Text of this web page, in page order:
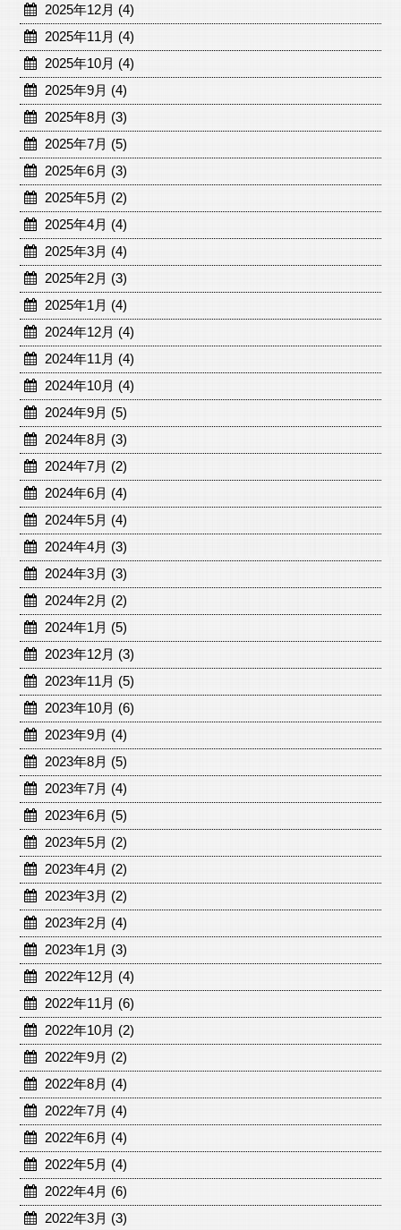
2025年12月 (4)
2025年11月 (4)
2025年10月 (4)
2025年9月 (4)
2025年8月 (3)
2025年7月 (5)
2025年6月 (3)
2025年5月 (2)
2025年4月 (4)
2025年3月 (4)
2025年2月 (3)
2025年1月 (4)
2024年12月 (4)
2024年11月 (4)
2024年10月 (4)
2024年9月 (5)
2024年8月 (3)
2024年7月 (2)
2024年6月 (4)
2024年5月 (4)
2024年4月 (3)
2024年3月 (3)
2024年2月 (2)
2024年1月 (5)
2023年12月 (3)
2023年11月 (5)
2023年10月 (6)
2023年9月 (4)
2023年8月 (5)
2023年7月 (4)
2023年6月 (5)
2023年5月 (2)
2023年4月 (2)
2023年3月 (2)
2023年2月 (4)
2023年1月 (3)
2022年12月 (4)
2022年11月 (6)
2022年10月 (2)
2022年9月 (2)
2022年8月 (4)
2022年7月 (4)
2022年6月 (4)
2022年5月 (4)
2022年4月 (6)
2022年3月 (3)